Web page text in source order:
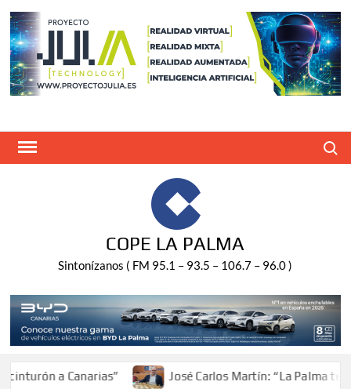
Saltar
contenido
COPE LA PALMA
Sintonízanos ( FM 95.1 – 93.5 – 106.7 – 96.0 )
a Canarias” José Carlos Martín: “La Palma